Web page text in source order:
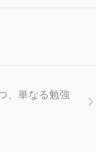
、単なる勉強